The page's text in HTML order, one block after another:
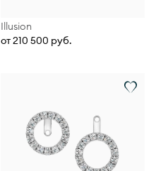
Illusion
от 210 500 руб.